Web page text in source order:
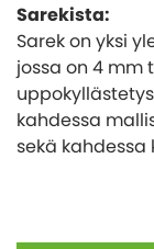
Sarekista:
Sarek on yksi
jossa on 4 mm
kahdessa
sekä kahdessa